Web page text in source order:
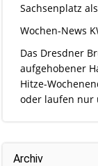
Sachsenplatz
Wochen-News
Das Dresdner
aufgehobener
Hitze-
oder laufen nur
Archiv